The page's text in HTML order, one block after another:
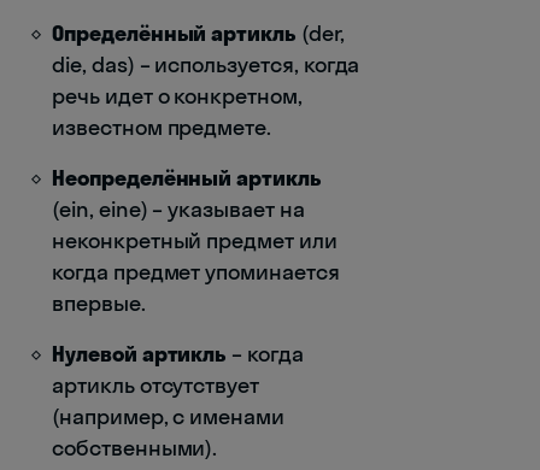
Определённый артикль (der,
die, das) – используется, когда
речь идет о конкретном,
известном предмете.
Неопределённый артикль
(ein, eine) – указывает на
неконкретный предмет или
когда предмет упоминается
впервые.
Нулевой артикль – когда
артикль отсутствует
(например, с именами
собственными).